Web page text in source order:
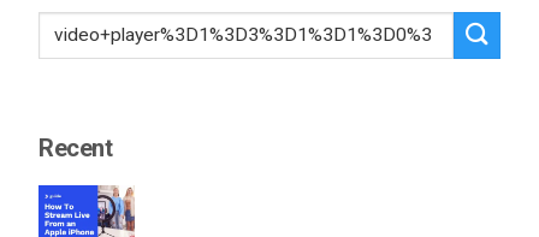
Recent